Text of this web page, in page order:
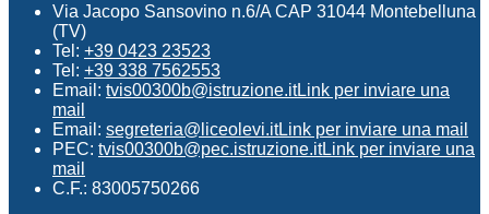
Via Jacopo Sansovino n.6/A CAP 31044 Montebelluna
(TV)
Tel: +39 0423 23523
Tel: +39 338 7562553
Email: tvis00300b@istruzione.itLink per inviare una
mail
Email: segreteria@liceolevi.itLink per inviare una mail
PEC: tvis00300b@pec.istruzione.itLink per inviare una
mail
C.F.: 83005750266